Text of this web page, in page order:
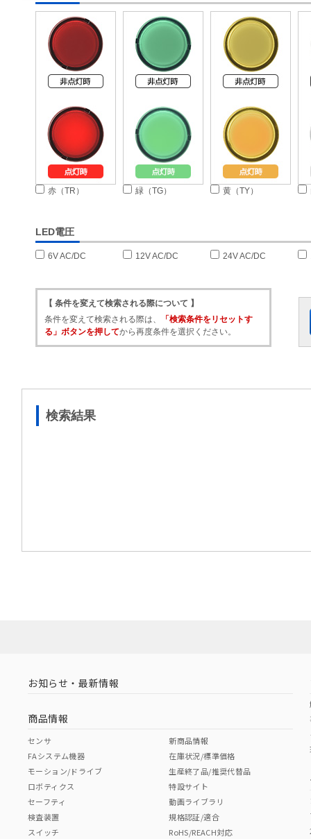
赤（TR） 緑（TG） 黄（TY）
LED電圧
6V AC/DC 12V AC/DC 24V AC/DC
【 条件を変えて検索される際について 】
条件を変えて検索される際は、
「検索条件をリセットす
る」ボタンを押してから再度条件を選択ください。
検索結果
お知らせ・最新情報
商品情報
センサ
FAシステム機器
モーション/ドライブ
ロボティクス
セーフティ
検査装置
スイッチ
新商品情報
在庫状況/標準価格
生産終了品/推奨代替品
特設サイト
動画ライブラリ
規格認証/適合
RoHS/REACH対応